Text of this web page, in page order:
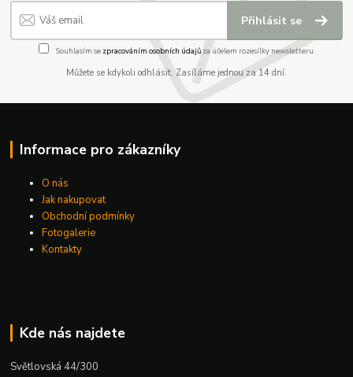
Přihlásit se
Souhlasím se zpracováním osobních údajůza účelem rozesílky newsletteru.
Můžete se kdykoli odhlásit. Zasíláme jednou za 14 dní.
Informace pro zákazníky
O nás
Jak nakupovat
Obchodní podmínky
Fotogalerie
Kontakty
Kde nás najdete
Světlovská 44/300